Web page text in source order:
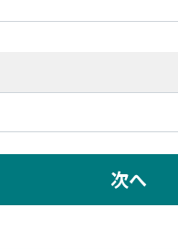
次へ